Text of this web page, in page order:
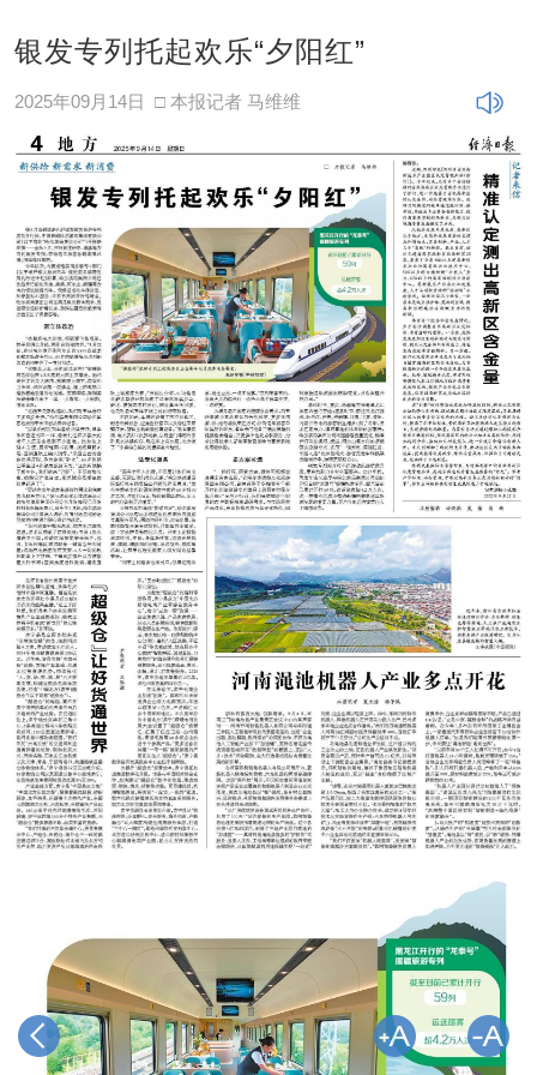
银发专列托起欢乐“夕阳红”
2025年09月14日 □ 本报记者 马维维